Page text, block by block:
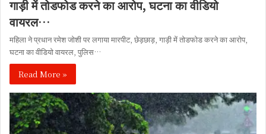
गाड़ी में तोडफोड करने का आरोप, घटना का वीडियो
वायरल…
महिला ने प्रधान रमेश जोशी पर लगाया मारपीट, छेड़छाड़, गाड़ी में तोडफोड करने का आरोप,
घटना का वीडियो वायरल, पुलिस…
Read More »